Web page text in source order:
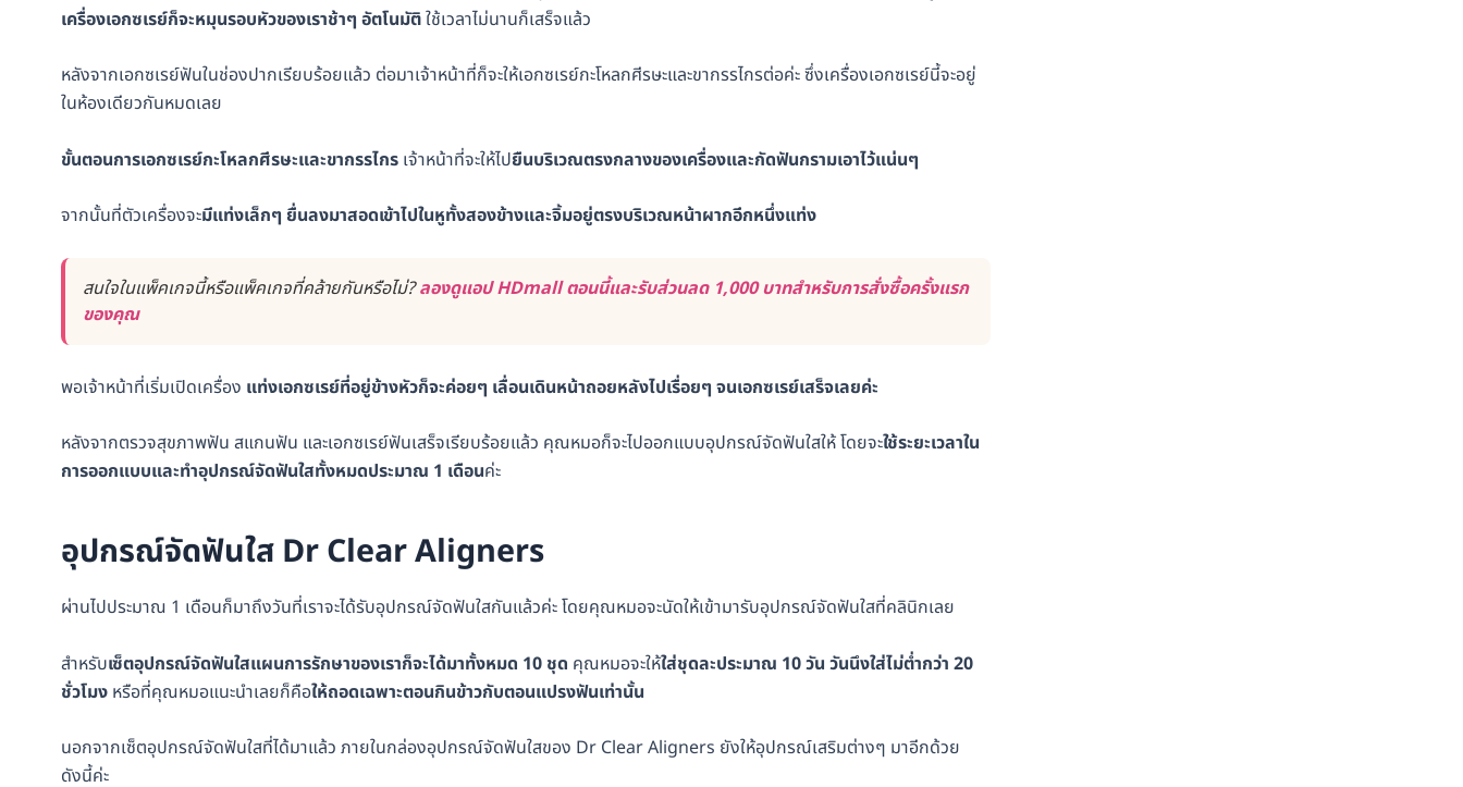
เครื่องเอกซเรย์ก็จะหมุนรอบหัวของเราช้าๆ อัตโนมัติใช้เวลาไม่นานก็เสร็จแล้ว
หลังจากเอกซเรย์ฟันในช่องปากเรียบร้อยแล้ว ต่อมาเจ้าหน้าที่ก็จะให้เอกซเรย์กะโหลกศีรษะและขากรรไกรต่อค่ะ ซึ่งเครื่องเอกซเรย์นี้จะอยู่
ในห้องเดียวกันหมดเลย
ขั้นตอนการเอกซเรย์กะโหลกศีรษะและขากรรไกร เจ้าหน้าที่จะให้ไปยืนบริเวณตรงกลางของเครื่องและกัดฟันกรามเอาไว้แน่นๆ
จากนั้นที่ตัวเครื่องจะมีแท่งเล็กๆ ยื่นลงมาสอดเข้าไปในหูทั้งสองข้างและจิ้มอยู่ตรงบริเวณหน้าผากอีกหนึ่งแท่ง
สนใจในแพ็คเกจนี้หรือแพ็คเกจที่คล้ายกันหรือไม่?ลองดูแอป HDmall ตอนนี้และรับส่วนลด 1,000 บาทสำหรับการสั่งซื้อครั้งแรก
ของคุณ
พอเจ้าหน้าที่เริ่มเปิดเครื่อง แท่งเอกซเรย์ที่อยู่ข้างหัวก็จะค่อยๆ เลื่อนเดินหน้าถอยหลังไปเรื่อยๆ จนเอกซเรย์เสร็จเลยค่ะ
หลังจากตรวจสุขภาพฟัน สแกนฟัน และเอกซเรย์ฟันเสร็จเรียบร้อยแล้ว คุณหมอก็จะไปออกแบบอุปกรณ์จัดฟันใสให้ โดยจะใช้ระยะเวลาใน
การออกแบบและทำอุปกรณ์จัดฟันใสทั้งหมดประมาณ 1 เดือนค่ะ
อุปกรณ์จัดฟันใส Dr Clear Aligners
ผ่านไปประมาณ 1 เดือนก็มาถึงวันที่เราจะได้รับอุปกรณ์จัดฟันใสกันแล้วค่ะ โดยคุณหมอจะนัดให้เข้ามารับอุปกรณ์จัดฟันใสที่คลินิกเลย
สำหรับเซ็ตอุปกรณ์จัดฟันใสแผนการรักษาของเราก็จะได้มาทั้งหมด 10 ชุด คุณหมอจะให้ใส่ชุดละประมาณ 10 วัน วันนึงใส่ไม่ต่ำกว่า 20
ชั่วโมง หรือที่คุณหมอแนะนำเลยก็คือให้ถอดเฉพาะตอนกินข้าวกับตอนแปรงฟันเท่านั้น
นอกจากเซ็ตอุปกรณ์จัดฟันใสที่ได้มาแล้ว ภายในกล่องอุปกรณ์จัดฟันใสของ Dr Clear Aligners ยังให้อุปกรณ์เสริมต่างๆ มาอีกด้วย
ดังนี้ค่ะ